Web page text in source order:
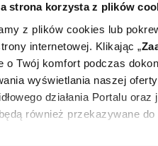
strona korzysta z plików
z plików cookies lub
internetowej. Klikając „
o Twój komfort podczas
wyświetlania naszej
działania Portalu
również przekazywane
Antidol 15, 10 tabletek